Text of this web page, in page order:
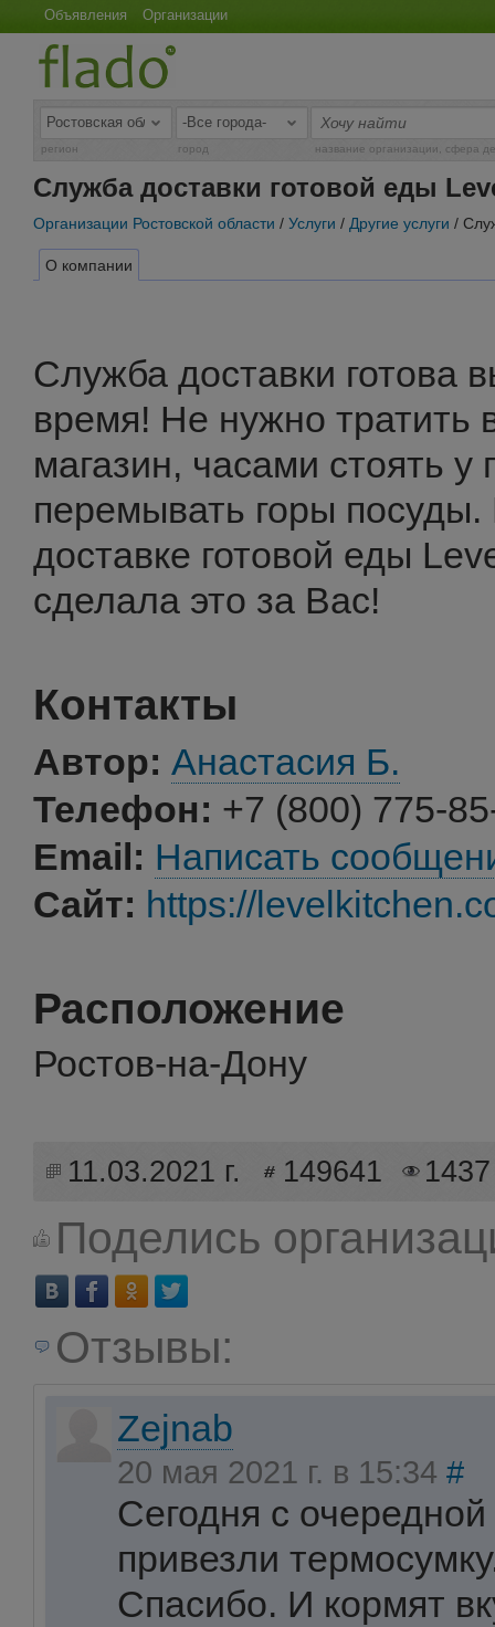
Объявления Организации
регион город название организации, сфера
Служба доставки готовой еды
Организации Ростовской области / Услуги / Другие услуги /
О компании
Служба доставки готова
время! Не нужно тратить
магазин, часами стоять
перемывать горы
доставке готовой еды
сделала это за Вас!
Контакты
Автор: Анастасия Б.
Телефон: +7 (800) 775-
Email: Написать
Сайт: https://
Расположение
Ростов-на-Дону
11.03.2021 г. 149641 1437
Поделись
Отзывы:
Zejnab
20 мая 2021 г. в 15:34 #
Сегодня с
привезли
Спасибо. И кормят